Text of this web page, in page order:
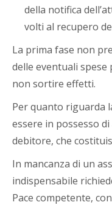
della notifica
volti al recupero
La prima fase non
delle eventuali
non sortire effetti.
Per quanto riguarda
essere in possesso
debitore, che
In mancanza di un
indispensabile
Pace competente,